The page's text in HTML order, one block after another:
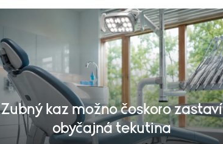
Zubný kaz možno čoskoro zastaví
obyčajná tekutina